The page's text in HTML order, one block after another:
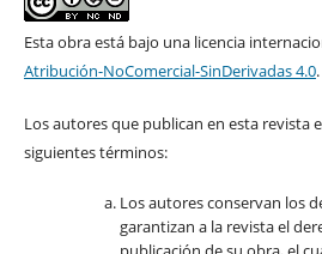
Esta obra está bajo una licencia
Atribución-NoComercial-SinDerivadas 4.0.
Los autores que publican en esta revista
siguientes términos:
Los autores conservan los
garantizan a la revista el